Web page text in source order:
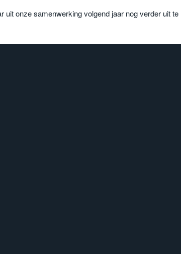
uit onze samenwerking volgend jaar nog verder uit te